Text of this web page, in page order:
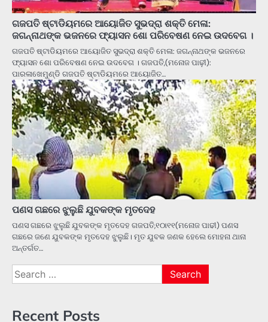
ଗଜପତି ଷ୍ଟାଡିୟମରେ ଆୟୋଜିତ ସୁଭଦ୍ରା ଶକ୍ତି ମେଳା:
ଜଗନ୍ନାଥଙ୍କ ଭଜନରେ ଫ୍ୟାସନ ଶୋ ପରିବେଷଣ ନେଇ ଉଦବେଗ ।
ଗଜପତି ଷ୍ଟାଡିୟମରେ ଆୟୋଜିତ ସୁଭଦ୍ରା ଶକ୍ତି ମେଳା: ଜଗନ୍ନାଥଙ୍କ ଭଜନରେ
ଫ୍ୟାସନ ଶୋ ପରିବେଷଣ ନେଇ ଉଦବେଗ । ଗଜପତି,(ମନୋଜ ପାଢ଼ୀ):
ପାରଳାଖେମୁଣ୍ଡି ଗଜପତି ଷ୍ଟାଡିୟମରେ ଆୟୋଜିତ…
ପଣସ ଗଛରେ ଝୁଲୁଛି ଯୁବକଙ୍କ ମୃତଦେହ
ପଣସ ଗଛରେ ଝୁଲୁଛି ଯୁବକଙ୍କ ମୃତଦେହ ଗଜପତି,୧୦ା୧୧(ମନୋଜ ପାଢୀ) ପଣସ
ଗଛରେ ଜଣେ ଯୁବକଙ୍କ ମୃତଦେହ ଝୁଲୁଛି। ମୃତ ଯୁବକ ଜଣକ ହେଲେ ମୋହନା ଥାନା
ଅନ୍ତର୍ଗତ…
Search
for:
Recent Posts